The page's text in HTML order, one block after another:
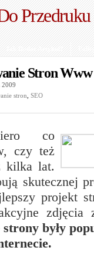
Przedruku
Stron Www
2009
stron SEO
co
czy też
kilka lat.
skutecznej
projekt
zdjęcia
były